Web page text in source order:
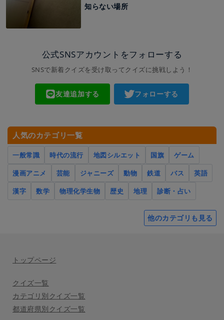
知らない場所
公式SNSアカウントをフォローする
SNSで新着クイズを受け取ってクイズに挑戦しよう！
友達追加する フォローする
人気のカテゴリ一覧
一般常識 時代の流行 地図シルエット 国旗
ゲーム
漫画アニメ
芸能 ジャニーズ 動物 鉄道 バス
英語
漢字
数学 物理化学生物 歴史 地理 診断・占い
他のカテゴリも見る
トップページ
クイズ一覧
カテゴリ別クイズ一覧
都道府県別クイズ一覧